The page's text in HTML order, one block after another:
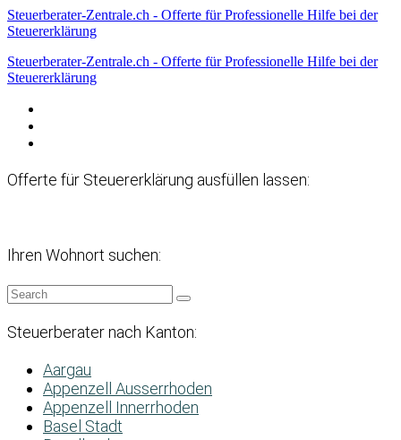
Steuerberater-Zentrale.ch - Offerte für Professionelle Hilfe bei der
Steuererklärung
Steuerberater-Zentrale.ch - Offerte für Professionelle Hilfe bei der
Steuererklärung
Offerte für Steuererklärung ausfüllen lassen:
Ihren Wohnort suchen:
Steuerberater nach Kanton:
Aargau
Appenzell Ausserrhoden
Appenzell Innerrhoden
Basel Stadt